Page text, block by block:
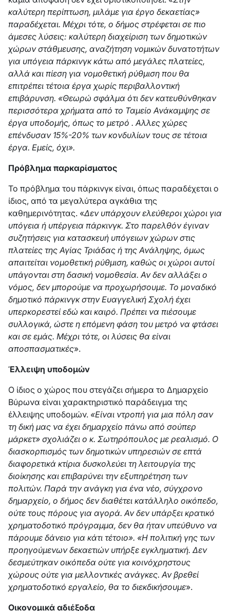
καλύτερη περίπτωση, μιλάμε για έργο δεκαετίας»
παραδέχεται. Μέχρι τότε, ο δήμος στρέφεται σε πιο
άμεσες λύσεις: καλύτερη διαχείριση των δημοτικών
χώρων στάθμευσης, αναζήτηση νομικών δυνατοτήτων
για υπόγεια πάρκινγκ κάτω από μεγάλες πλατείες,
αλλά και πίεση για νομοθετική ρύθμιση που θα
επιτρέπει τέτοια έργα χωρίς περιβαλλοντική
επιβάρυνση. «Θεωρώ σφάλμα ότι δεν κατευθύνθηκαν
περισσότερα χρήματα από το Ταμείο Ανάκαμψης σε
έργα υποδομής, όπως το μετρό . Αλλες χώρες
επένδυσαν 15%-20% των κονδυλίων τους σε τέτοια
έργα. Εμείς, όχι».
Πρόβλημα παρκαρίσματος
Το πρόβλημα του πάρκινγκ είναι, όπως παραδέχεται ο
ίδιος, από τα μεγαλύτερα αγκάθια της
καθημερινότητας. «Δεν υπάρχουν ελεύθεροι χώροι για
υπόγεια ή υπέργεια πάρκινγκ. Στο παρελθόν έγιναν
συζητήσεις για κατασκευή υπόγειων χώρων στις
πλατείες της Αγίας Τριάδας ή της Ανάληψης, όμως
απαιτείται νομοθετική ρύθμιση, καθώς οι χώροι αυτοί
υπάγονται στη δασική νομοθεσία. Αν δεν αλλάξει ο
νόμος, δεν μπορούμε να προχωρήσουμε. Το μοναδικό
δημοτικό πάρκινγκ στην Ευαγγελική Σχολή έχει
υπερκορεστεί εδώ και καιρό. Πρέπει να πιέσουμε
συλλογικά, ώστε η επόμενη φάση του μετρό να φτάσει
και σε εμάς. Μέχρι τότε, οι λύσεις θα είναι
αποσπασματικές».
Έλλειψη υποδομών
Ο ίδιος ο χώρος που στεγάζει σήμερα το Δημαρχείο
Βύρωνα είναι χαρακτηριστικό παράδειγμα της
έλλειψης υποδομών. «Είναι ντροπή για μια πόλη σαν
τη δική μας να έχει δημαρχείο πάνω από σούπερ
μάρκετ» σχολιάζει ο κ. Σωτηρόπουλος με ρεαλισμό. Ο
διασκορπισμός των δημοτικών υπηρεσιών σε επτά
διαφορετικά κτίρια δυσκολεύει τη λειτουργία της
διοίκησης και επιβαρύνει την εξυπηρέτηση των
πολιτών. Παρά την ανάγκη για ένα νέο, σύγχρονο
δημαρχείο, ο δήμος δεν διαθέτει κατάλληλο οικόπεδο,
ούτε τους πόρους για αγορά. Αν δεν υπάρξει κρατικό
χρηματοδοτικό πρόγραμμα, δεν θα ήταν υπεύθυνο να
πάρουμε δάνειο για κάτι τέτοιο». «Η πολιτική γης των
προηγούμενων δεκαετιών υπήρξε εγκληματική. Δεν
δεσμεύτηκαν οικόπεδα ούτε για κοινόχρηστους
χώρους ούτε για μελλοντικές ανάγκες. Αν βρεθεί
χρηματοδοτικό εργαλείο, θα το διεκδικήσουμε».
Οικονομικά αδιέξοδα